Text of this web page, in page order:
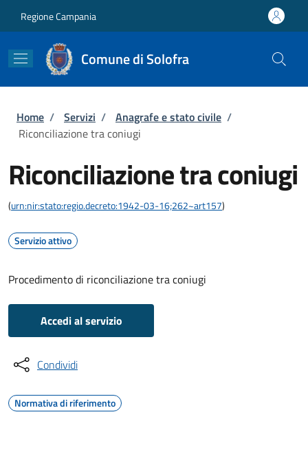
Regione Campania
Comune di Solofra
Briciole di pane
Home / Servizi / Anagrafe e stato civile /
Riconciliazione tra coniugi
Riconciliazione tra coniugi
(urn:nir:stato:regio.decreto:1942-03-16;262~art157)
Servizio attivo
Procedimento di riconciliazione tra coniugi
Accedi al servizio
Condividi
Normativa di riferimento